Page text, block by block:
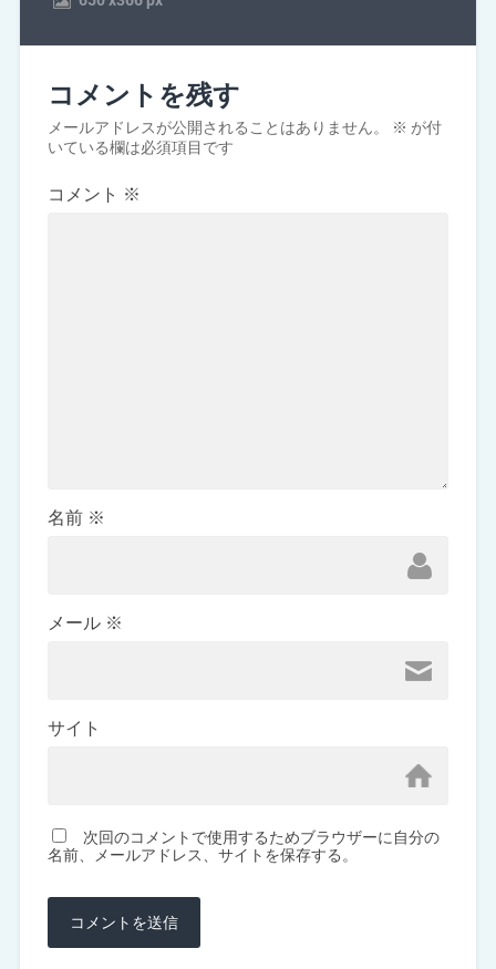
コメントを残す
メールアドレスが公開されることはありません。 ※ が付
いている欄は必須項目です
コメント ※
名前 ※
メール ※
サイト
次回のコメントで使用するためブラウザーに自分の
名前、メールアドレス、サイトを保存する。